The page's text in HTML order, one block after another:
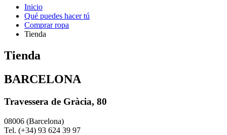
Inicio
Qué puedes hacer tú
Comprar ropa
Tienda
Tienda
BARCELONA
Travessera de Gràcia, 80
08006 (Barcelona)
Tel. (+34) 93 624 39 97